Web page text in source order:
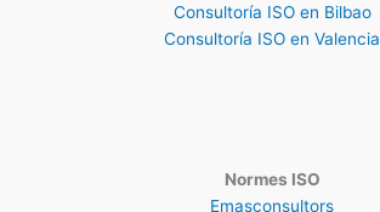
Consultoría ISO en Bilbao
Consultoría ISO en Valencia
Normes ISO
Emasconsultors